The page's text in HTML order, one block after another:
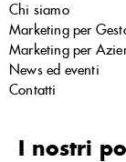
Chi siamo
Marketing per
Marketing per
News ed eventi
Contatti
I nostri